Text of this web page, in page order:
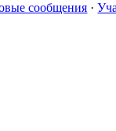
сообщения ·